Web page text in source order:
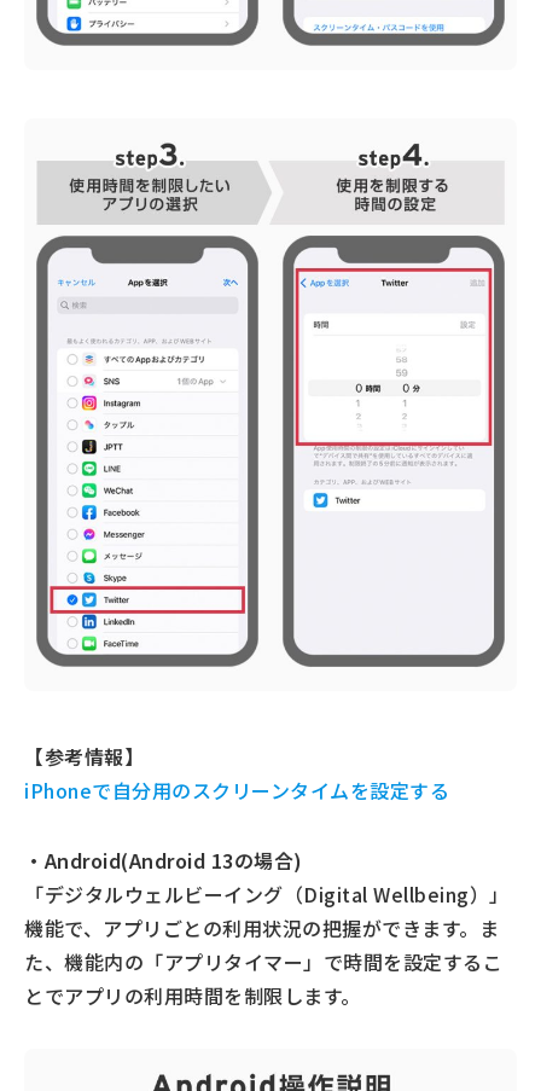
【参考情報】
iPhoneで自分用のスクリーンタイムを設定する
・Android(Android 13の場合)
「デジタルウェルビーイング（Digital Wellbeing）」
機能で、アプリごとの利用状況の把握ができます。ま
た、機能内の「アプリタイマー」で時間を設定するこ
とでアプリの利用時間を制限します。